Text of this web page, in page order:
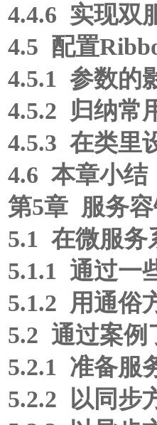
4.4.6 实现双
4.5 配置
4.5.1 参数
4.5.2 归纳
4.5.3 在类里
4.6 本章小
第5章 服务
5.1 在微服
5.1.1 通过一
5.1.2 用通俗
5.2 通过案
5.2.1 准备
5.2.2 以同步